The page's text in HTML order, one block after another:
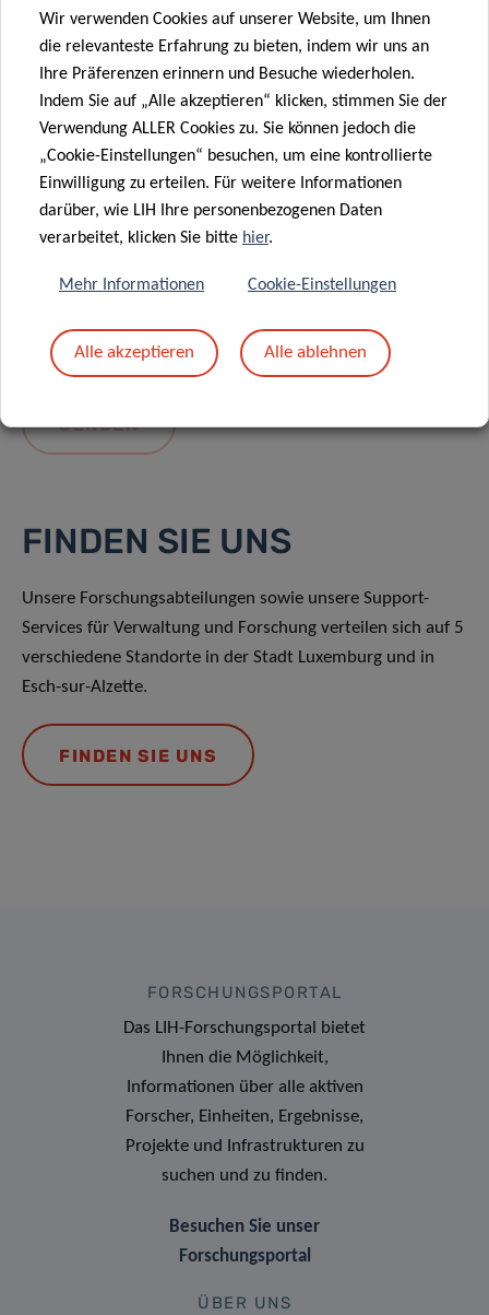
Mit dem Absenden Ihrer Nachricht erklären Sie
Datenschutzrichtlinie.
FINDEN SIE UNS
Unsere Forschungsabteilungen sowie unsere Support-
Services für Verwaltung und Forschung verteilen sich auf 5
verschiedene Standorte in der Stadt Luxemburg und in
Esch-sur-Alzette.
FINDEN SIE UNS
FORSCHUNGSPORTAL
Das LIH-Forschungsportal bietet
Ihnen die Möglichkeit,
Informationen über alle aktiven
Forscher, Einheiten, Ergebnisse,
Projekte und Infrastrukturen zu
suchen und zu finden.
Besuchen Sie unser
Forschungsportal
ÜBER UNS
Wir verwenden Cookies auf unserer Website, um Ihnen
die relevanteste Erfahrung zu bieten, indem wir uns an
Ihre Präferenzen erinnern und Besuche wiederholen.
Indem Sie auf „Alle akzeptieren“ klicken, stimmen Sie der
Verwendung ALLER Cookies zu. Sie können jedoch die
„Cookie-Einstellungen“ besuchen, um eine kontrollierte
Einwilligung zu erteilen. Für weitere Informationen
darüber, wie LIH Ihre personenbezogenen Daten
verarbeitet, klicken Sie bitte hier.
Mehr Informationen Cookie-Einstellungen
Alle akzeptieren Alle ablehnen